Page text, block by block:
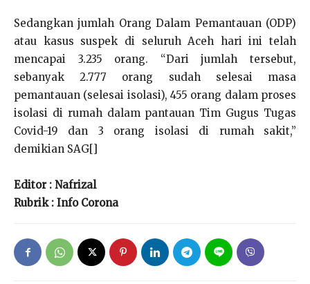
Sedangkan jumlah Orang Dalam Pemantauan (ODP)
atau kasus suspek di seluruh Aceh hari ini telah
mencapai 3.235 orang. “Dari jumlah tersebut,
sebanyak 2.777 orang sudah selesai masa
pemantauan (selesai isolasi), 455 orang dalam proses
isolasi di rumah dalam pantauan Tim Gugus Tugas
Covid-19 dan 3 orang isolasi di rumah sakit,”
demikian SAG[]
Editor : Nafrizal
Rubrik : Info Corona